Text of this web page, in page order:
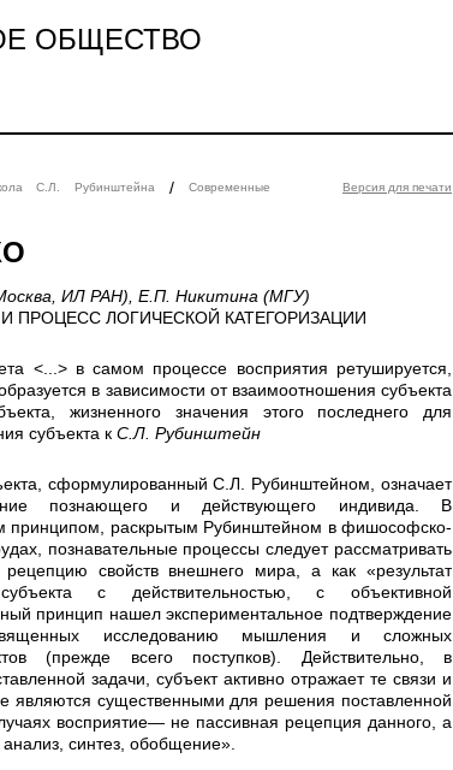
ОБЩЕСТВО
С.Л. Рубинштейна/
Современные
Версия для печати
ИЛ РАН), Е.П. Никитина (МГУ)
ПРОЦЕСС ЛОГИЧЕСКОЙ КАТЕГОРИЗАЦИИ
в зависи­мости от взаимоотношения субъекта
жизненно­го значения этого последнего для
субъекта к С.Л. Рубинштейн
познающего и действующего индивида. В
принципом, раскрытым Рубинштейном в фишософско-
познавательные процессы следует рассматривать
свойств внешнего мира, а как «результат
с действительностью, с объективной
принцип нашел экспери­ментальное подтверждение
иссле­дованию мышления и сложных
(преж­де всего поступков). Действительно, в
задачи, субъект активно отражает те связи и
являются существенными для решения поставленной
восприятие— не пассивная рецепция данного, а
синтез, обобщение».